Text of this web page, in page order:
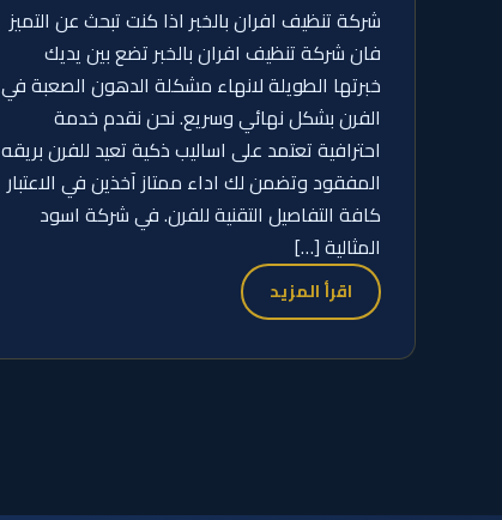
شركة تنظيف افران بالخبر اذا كنت تبحث عن التميز
فان شركة تنظيف افران بالخبر تضع بين يديك
خبرتها الطويلة لانهاء مشكلة الدهون الصعبة في
الفرن بشكل نهائي وسريع. نحن نقدم خدمة
احترافية تعتمد على اساليب ذكية تعيد للفرن بريقه
المفقود وتضمن لك اداء ممتاز آخذين في الاعتبار
كافة التفاصيل التقنية للفرن. في شركة اسود
المثالية […]
اقرأ المزيد